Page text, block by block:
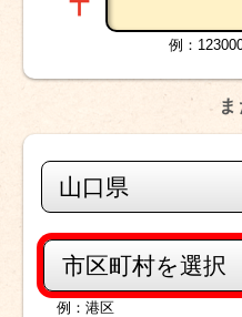
例：
山口県
市区町村を選択
例：港区